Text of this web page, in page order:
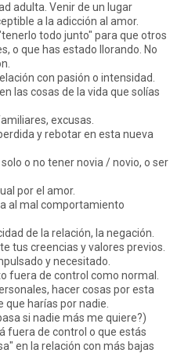
adulta. Venir de un lugar
a la adicción al amor.
todo junto" para que otros
o que has estado llorando. No
con pasión o intensidad.
las cosas de la vida que solías
excusas.
y rebotar en esta nueva
o no tener novia / novio, o ser
por el amor.
al mal comportamiento
de la relación, la negación.
tus creencias y valores previos.
y necesitado.
fuera de control como normal.
hacer cosas por esta
harías por nadie.
si nadie más me quiere?)
fuera de control o que estás
en la relación con más bajas